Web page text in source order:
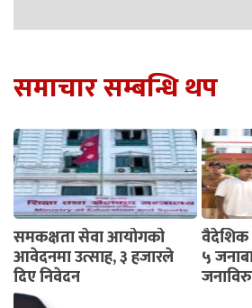
समाचार सम्बन्धि थप
समकक्षता सेवा आयोगको
आवेदनमा उत्साह, ३ हजारले
दिए निवेदन
वैदेशिक
५